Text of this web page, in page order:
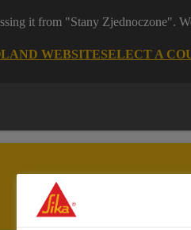
it from "Stany Zjednoczone".
WEBSITESELECT A